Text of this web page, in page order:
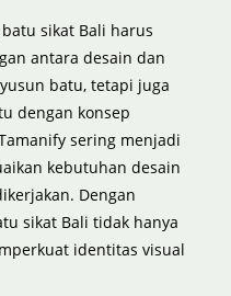
sikat Bali harus
antara desain dan
batu, tetapi juga
dengan konsep
sering menjadi
kebutuhan desain
Dengan
sikat Bali tidak hanya
identitas visual